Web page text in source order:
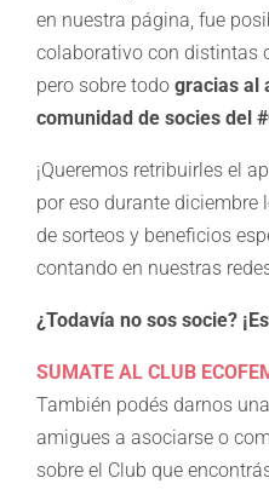
en nuestra página, fue
colaborativo con distintas
pero sobre todo gracias al
comunidad de socies del
¡Queremos retribuirles el
por eso durante diciembre
de sorteos y beneficios
contando en nuestras
¿Todavía no sos socie?
SUMATE AL CLUB
También podés darnos
amigues a asociarse o
sobre el Club que